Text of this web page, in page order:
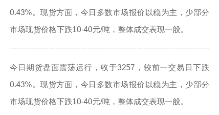
0.43%。现货方面，今日多数市场报价以稳为主，少部分
市场现货价格下跌10-40元/吨，整体成交表现一般。
今日期货盘面震荡运行，收于3257，较前一交易日下跌
0.43%。现货方面，今日多数市场报价以稳为主，少部分
市场现货价格下跌10-40元/吨，整体成交表现一般。